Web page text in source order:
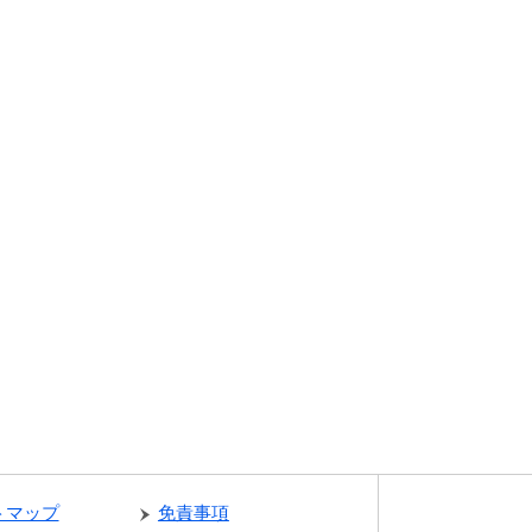
マップ 免責事項